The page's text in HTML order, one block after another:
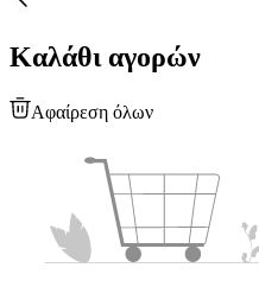
Καλάθι αγορών
Αφαίρεση όλων